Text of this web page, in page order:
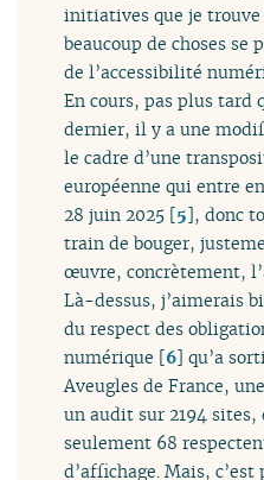
initiatives que je trouve
beaucoup de choses se
de l’accessibilité
En cours, pas plus tard
dernier, il y a une
le cadre d’une
européenne qui entre
28 juin 2025 [5], donc
train de bouger,
œuvre, concrètement,
Là-dessus, j’aimerais
du respect des
numérique [6] qu’a
Aveugles de France,
un audit sur 2194 sites,
seulement 68
d’affichage. Mais,